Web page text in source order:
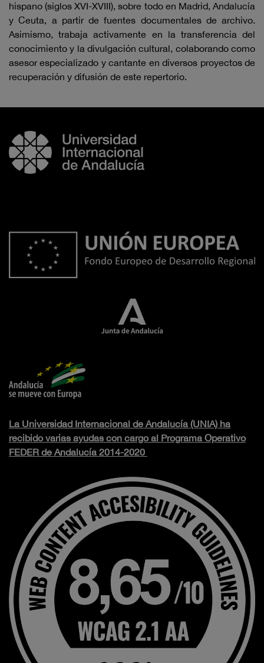
hispano (siglos XVI-XVIII), sobre todo en Madrid, Andalucía
y Ceuta, a partir de fuentes documentales de archivo.
Asimismo, trabaja activamente en la transferencia del
conocimiento y la divulgación cultural, colaborando como
asesor especializado y cantante en diversos proyectos de
recuperación y difusión de este repertorio.
La Universidad Internacional de Andalucía (UNIA) ha
recibido varias ayudas con cargo al Programa Operativo
FEDER de Andalucía 2014-2020